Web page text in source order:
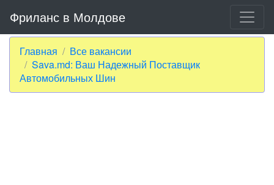
Фриланс в Молдове
Главная
Все вакансии
Sava.md: Ваш Надежный Поставщик
Автомобильных Шин